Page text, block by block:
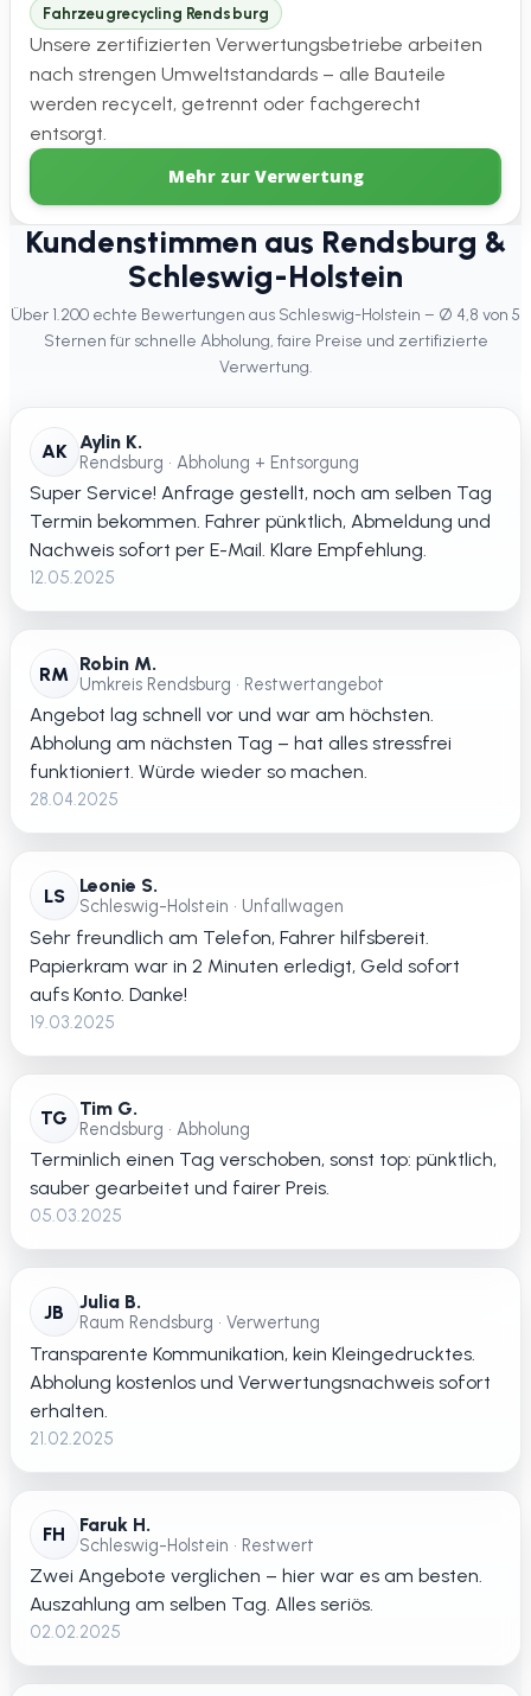
Fahrzeugrecycling Rendsburg
Unsere zertifizierten Verwertungsbetriebe arbeiten
nach strengen Umweltstandards – alle Bauteile
werden recycelt, getrennt oder fachgerecht
entsorgt.
Mehr zur Verwertung
Kundenstimmen aus Rendsburg &
Schleswig-Holstein
Über 1.200 echte Bewertungen aus Schleswig-Holstein – Ø 4,8 von 5
Sternen für schnelle Abholung, faire Preise und zertifizierte
Verwertung.
AK Aylin K.
Rendsburg • Abholung + Entsorgung
Super Service! Anfrage gestellt, noch am selben Tag
Termin bekommen. Fahrer pünktlich, Abmeldung und
Nachweis sofort per E-Mail. Klare Empfehlung.
12.05.2025
RM Robin M.
Umkreis Rendsburg • Restwertangebot
Angebot lag schnell vor und war am höchsten.
Abholung am nächsten Tag – hat alles stressfrei
funktioniert. Würde wieder so machen.
28.04.2025
LS Leonie S.
Schleswig-Holstein • Unfallwagen
Sehr freundlich am Telefon, Fahrer hilfsbereit.
Papierkram war in 2 Minuten erledigt, Geld sofort
aufs Konto. Danke!
19.03.2025
TG Tim G.
Rendsburg • Abholung
Terminlich einen Tag verschoben, sonst top: pünktlich,
sauber gearbeitet und fairer Preis.
05.03.2025
JB Julia B.
Raum Rendsburg • Verwertung
Transparente Kommunikation, kein Kleingedrucktes.
Abholung kostenlos und Verwertungsnachweis sofort
erhalten.
21.02.2025
FH Faruk H.
Schleswig-Holstein • Restwert
Zwei Angebote verglichen – hier war es am besten.
Auszahlung am selben Tag. Alles seriös.
02.02.2025